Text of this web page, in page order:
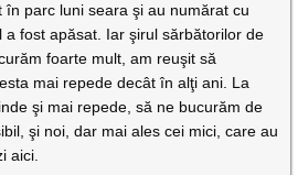
în parc luni seara şi au numărat cu
fost apăsat. Iar şirul sărbătorilor de
foarte mult, am reuşit să
mai repede decât în alţi ani. La
şi mai repede, să ne bucurăm de
şi noi, dar mai ales cei mici, care au
aici.